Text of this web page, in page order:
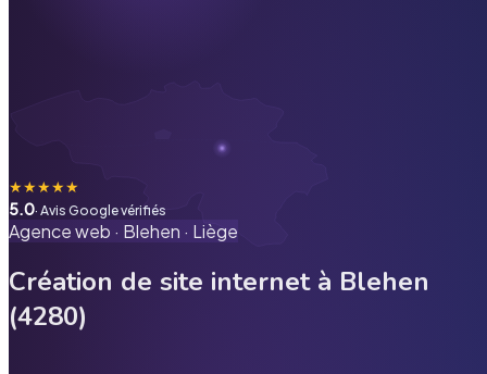
★★★★★
5.0· Avis Google vérifiés
Agence web · Blehen · Liège
Création de site internet à Blehen
(4280)